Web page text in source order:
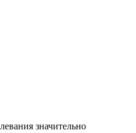
значительно